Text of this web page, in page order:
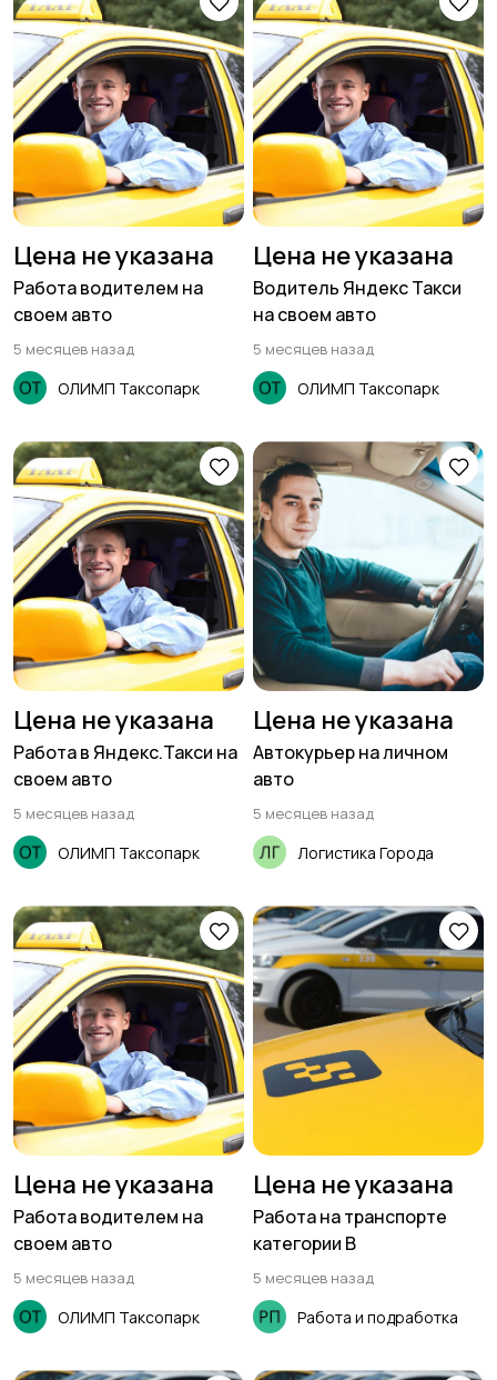
Цена не указана
Работа водителем на
своем авто
5 месяцев назад
ОЛИМП Таксопарк
Цена не указана
Водитель Яндекс Такси
на своем авто
5 месяцев назад
ОЛИМП Таксопарк
Цена не указана
Работа в Яндекс.Такси на
своем авто
5 месяцев назад
ОЛИМП Таксопарк
Цена не указана
Автокурьер на личном
авто
5 месяцев назад
Логистика Города
Цена не указана
Работа водителем на
своем авто
5 месяцев назад
ОЛИМП Таксопарк
Цена не указана
Работа на транспорте
категории В
5 месяцев назад
Работа и подработка